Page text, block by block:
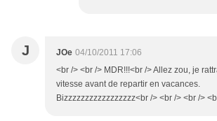
J JOe 04/10/2011 17:06
<br /> <br /> MDR!!!<br /> Allez zou, je
vitesse avant de repartir en vacances.
Bizzzzzzzzzzzzzzzzz<br /> <br /> <br />